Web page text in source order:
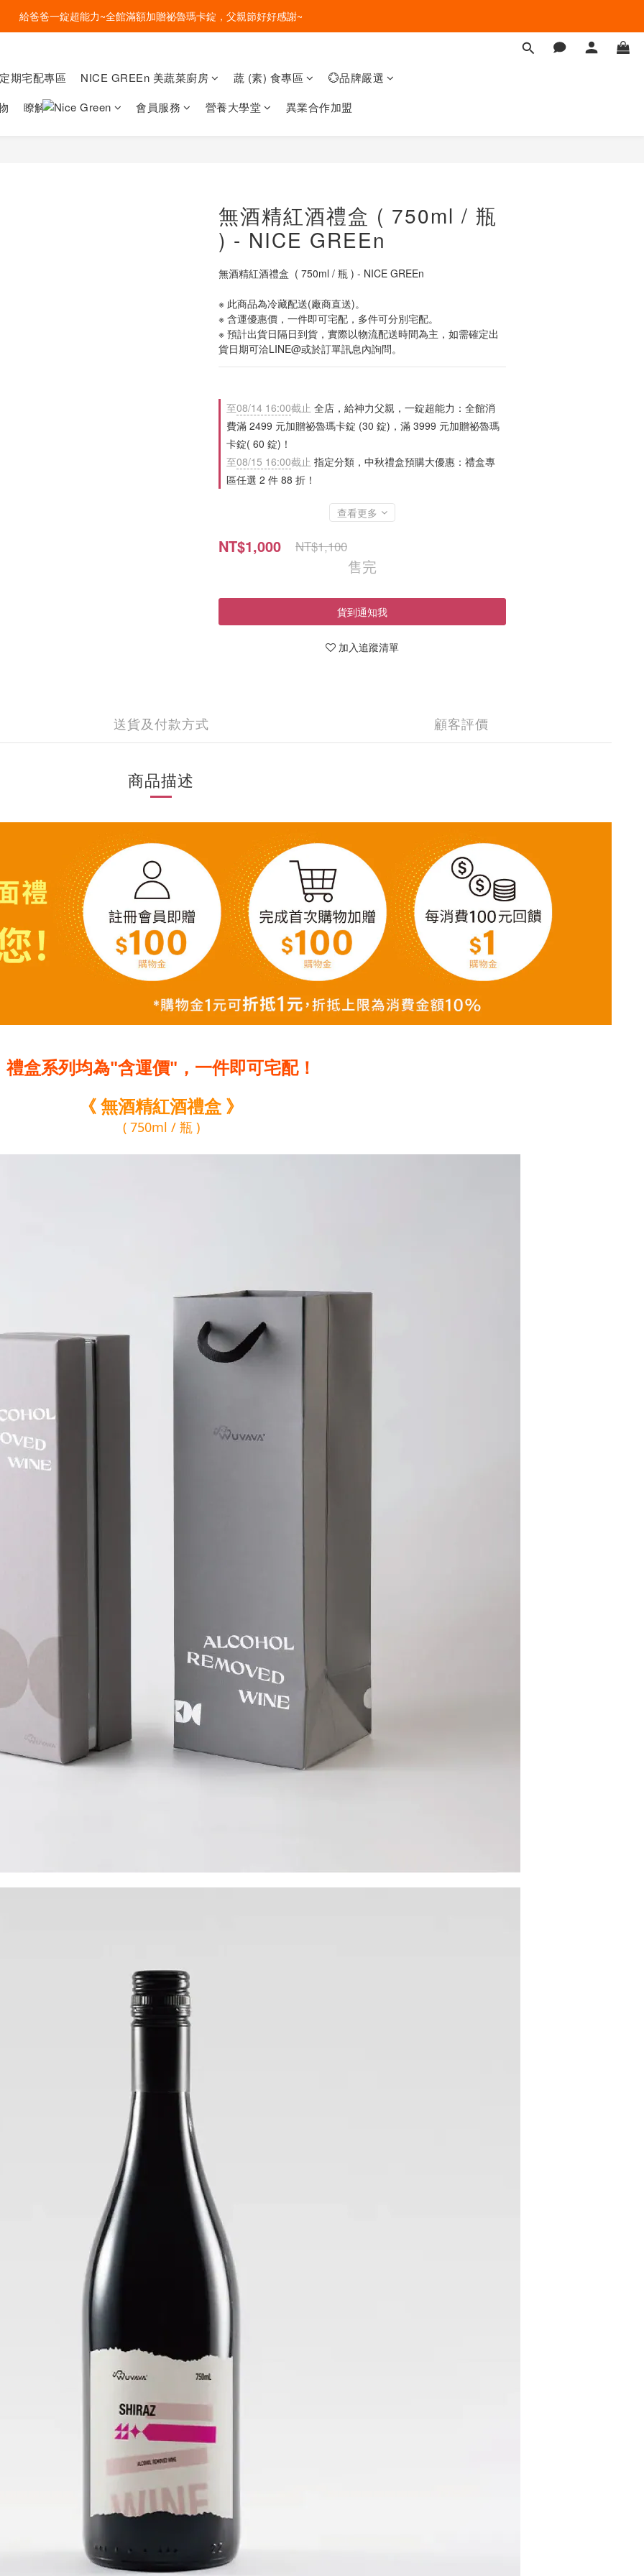
盛夏的餐桌，一定少不了美蔬菜的清爽~ A+B 送購物金🎁一起好好吃菜~
給爸爸一錠超能力~全館滿額加贈祕魯瑪卡錠，父親節好好感謝~
期宅配專區 NICE GREEn 美蔬菜廚房 蔬 (素) 食專區
💮品牌嚴選
瞭解 會員服務 營養大學堂 異業合作加盟
無酒精紅酒禮盒 ( 750ml / 瓶
) - NICE GREEn
無酒精紅酒禮盒  ( 750ml / 瓶 ) - NICE GREEn
※ 此商品為冷藏配送(廠商直送)。
※ 含運優惠價，一件即可宅配，多件可分別宅配。
※ 預計出貨日隔日到貨，實際以物流配送時間為主，如需確定出
貨日期可洽LINE@或於訂單訊息內詢問。
至08/14 16:00截止 全店，給神力父親，一錠超能力：全館消
費滿 2499 元加贈祕魯瑪卡錠 (30 錠)，滿 3999 元加贈祕魯瑪
卡錠( 60 錠)！
至08/15 16:00截止 指定分類，中秋禮盒預購大優惠：禮盒專
區任選 2 件 88 折！
查看更多
NT$1,000 NT$1,100
售完
貨到通知我
加入追蹤清單
送貨及付款方式 顧客評價
商品描述
禮盒系列均為"含運價"，一件即可宅配！
《 無酒精紅酒禮盒 》
( 750ml / 瓶 )